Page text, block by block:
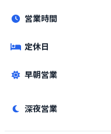
営業時間
定休日
早朝営業
深夜営業